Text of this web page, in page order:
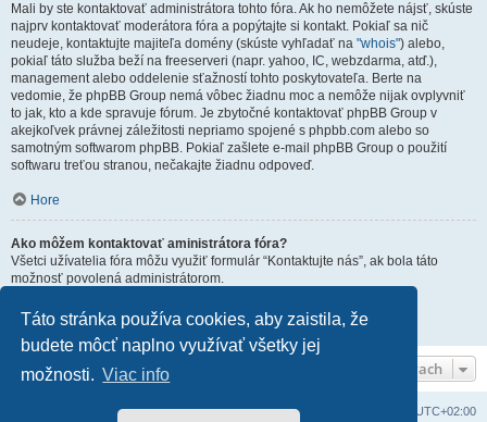
Táto stránka používa cookies, aby zaistila, že
budete môcť naplno využívať všetky jej
možnosti. Viac info
Mali by ste kontaktovať administrátora tohto fóra. Ak ho nemôžete nájsť, skúste
najprv kontaktovať moderátora fóra a popýtajte si kontakt. Pokiaľ sa nič
neudeje, kontaktujte majiteľa domény (skúste vyhľadať na "whois") alebo,
pokiaľ táto služba beží na freeserveri (napr. yahoo, IC, webzdarma, atď.),
management alebo oddelenie sťažností tohto poskytovateľa. Berte na
vedomie, že phpBB Group nemá vôbec žiadnu moc a nemôže nijak ovplyvniť
to jak, kto a kde spravuje fórum. Je zbytočné kontaktovať phpBB Group v
akejkoľvek právnej záležitosti nepriamo spojené s phpbb.com alebo so
samotným softwarom phpBB. Pokiaľ zašlete e-mail phpBB Group o použití
softwaru treťou stranou, nečakajte žiadnu odpoveď.
Hore
Ako môžem kontaktovať aministrátora fóra?
Všetci užívatelia fóra môžu využiť formulár “Kontaktujte nás”, ak bola táto
možnosť povolená administrátorom.
Rýchla navigácia vo fórach
Obsah portálu UTC+02:00